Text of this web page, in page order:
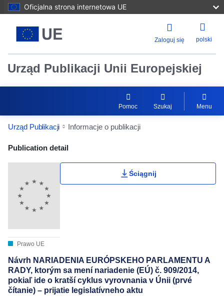
Oficjalna strona internetowa UE
Zaloguj się polski
Urząd Publikacji Unii Europejskiej
Pomoc Szukaj Menu
Urząd Publikacji Informacje o publikacji
Publication Detail Actions Portlet
Publication detail
Prawo UE
Ściągnij
Návrh NARIADENIA EURÓPSKEHO PARLAMENTU A
RADY, ktorým sa mení nariadenie (EÚ) č. 909/2014,
pokiaľ ide o kratší cyklus vyrovnania v Únii (prvé
čítanie) – prijatie legislatívneho aktu